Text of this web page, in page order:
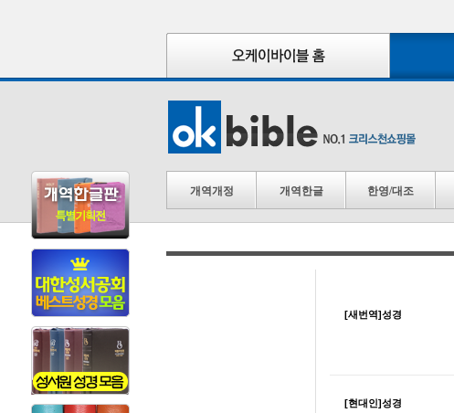
개역개정 개역한글 한영/대조
[새번역]성경
[현대인]성경